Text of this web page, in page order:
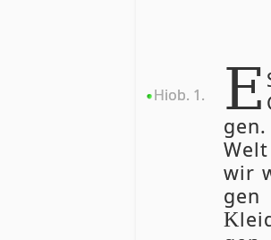
Hiob. 1. E
gen.
wir
K